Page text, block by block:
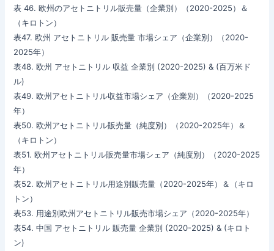
表 46. 欧州のアセトニトリル販売量（企業別）（2020-2025）＆
（キロトン）
表47. 欧州 アセトニトリル 販売量 市場シェア（企業別）（2020-
2025年）
表48. 欧州 アセトニトリル 収益 企業別 (2020-2025) & (百万米ド
ル)
表49. 欧州アセトニトリル収益市場シェア（企業別）（2020-2025
年）
表50. 欧州アセトニトリル販売量（純度別）（2020-2025年）＆
（キロトン）
表51. 欧州アセトニトリル販売量市場シェア（純度別）（2020-2025
年）
表52. 欧州アセトニトリル用途別販売量（2020-2025年）＆（キロ
トン）
表53. 用途別欧州アセトニトリル販売市場シェア（2020-2025年）
表54. 中国 アセトニトリル 販売量 企業別 (2020-2025) & (キロト
ン)